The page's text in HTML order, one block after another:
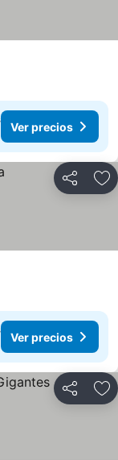
precios
Ver precios
Compartir
Ver precios
Compartir